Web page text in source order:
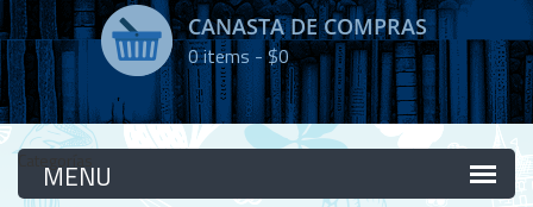
CANASTA DE COMPRAS
0items -$0
Categorías